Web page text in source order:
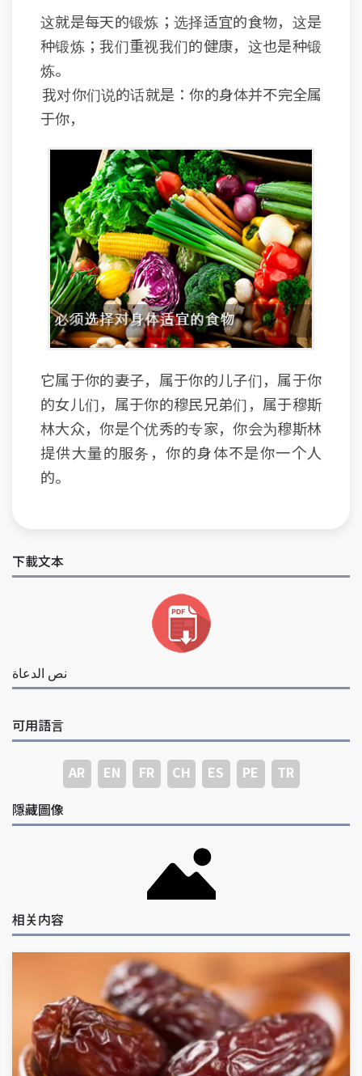
这就是每天的锻炼；选择适宜的食物，这是
种锻炼；我们重视我们的健康，这也是种锻
炼。
我对你们说的话就是：你的身体并不完全属
于你，
它属于你的妻子，属于你的儿子们，属于你
的女儿们，属于你的穆民兄弟们，属于穆斯
林大众，你是个优秀的专家，你会为穆斯林
提供大量的服务，你的身体不是你一个人
的。
下載文本
نص الدعاة
可用語言
AR EN FR CH ES PE
TR
隱藏圖像
相关内容